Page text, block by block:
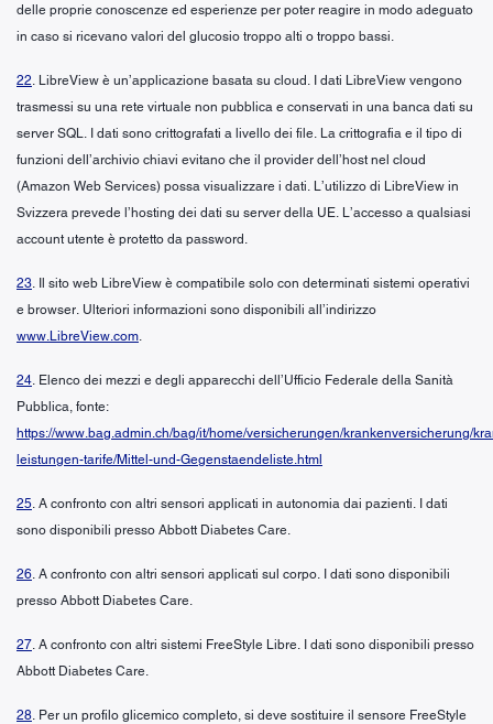
delle proprie conoscenze ed esperienze per poter reagire in modo adeguato
in caso si ricevano valori del glucosio troppo alti o troppo bassi.
22. LibreView è un’applicazione basata su cloud. I dati LibreView vengono
trasmessi su una rete virtuale non pubblica e conservati in una banca dati su
server SQL. I dati sono crittografati a livello dei file. La crittografia e il tipo di
funzioni dell’archivio chiavi evitano che il provider dell’host nel cloud
(Amazon Web Services) possa visualizzare i dati. L’utilizzo di LibreView in
Svizzera prevede l’hosting dei dati su server della UE. L’accesso a qualsiasi
account utente è protetto da password.
23. Il sito web LibreView è compatibile solo con determinati sistemi operativi
e browser. Ulteriori informazioni sono disponibili all’indirizzo
www.LibreView.com.
24. Elenco dei mezzi e degli apparecchi dell’Ufficio Federale della Sanità
Pubblica, fonte:
https://www.bag.admin.ch/bag/it/home/versicherungen/krankenversicherung/
leistungen-tarife/Mittel-und-Gegenstaendeliste.html
25. A confronto con altri sensori applicati in autonomia dai pazienti. I dati
sono disponibili presso Abbott Diabetes Care.
26. A confronto con altri sensori applicati sul corpo. I dati sono disponibili
presso Abbott Diabetes Care.
27. A confronto con altri sistemi FreeStyle Libre. I dati sono disponibili presso
Abbott Diabetes Care.
28. Per un profilo glicemico completo, si deve sostituire il sensore FreeStyle